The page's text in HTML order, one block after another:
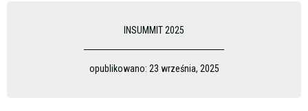
INSUMMIT 2025
opublikowano: 23 września, 2025